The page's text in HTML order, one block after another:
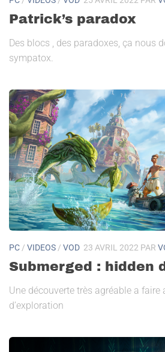
Patrick’s paradox
Des blocs , des paradoxes, ça nous
sympatox.
PC / VIDEOS / VOD 23 AVRIL 2022 PAR
Submerged : hidden
Une découverte très agréable a faire
d’exploration